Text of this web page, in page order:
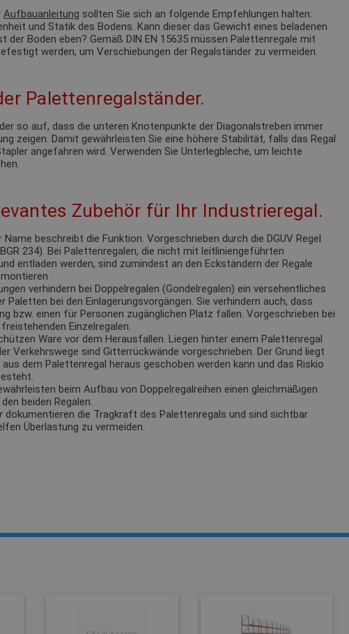
Aufbauanleitung sollten Sie sich an folgende Empfehlungen halten:
und Statik des Bodens. Kann dieser das Gewicht eines beladenen
der Boden eben? Gemäß DIN EN 15635 müssen Palettenregale mit
werden, um Verschiebungen der Regalständer zu vermeiden.
Palettenregalständer.
so auf, dass die unteren Knotenpunkte der Diagonalstreben immer
zeigen. Damit gewährleisten Sie eine höhere Stabilität, falls das Regal
angefahren wird. Verwenden Sie Unterlegbleche, um leichte
Zubehör für Ihr Industrieregal.
Name beschreibt die Funktion. Vorgeschrieben durch die DGUV Regel
234). Bei Palettenregalen, die nicht mit leitliniengeführten
entladen werden, sind zumindest an den Eckständern der Regale
verhindern bei Doppelregalen (Gondelregalen) ein versehentliches
Paletten bei den Einlagerungsvorgängen. Sie verhindern auch, dass
bzw. einen für Personen zugänglichen Platz fallen. Vorgeschrieben bei
Einzelregalen.
Ware vor dem Herausfallen. Liegen hinter einem Palettenregal
Verkehrswege sind Gitterrückwände vorgeschrieben. Der Grund liegt
dem Palettenregal heraus geschoben werden kann und das Riskio
beim Aufbau von Doppelregalreihen einen gleichmäßigen
beiden Regalen.
dokumentieren die Tragkraft des Palettenregals und sind sichtbar
Überlastung zu vermeiden.